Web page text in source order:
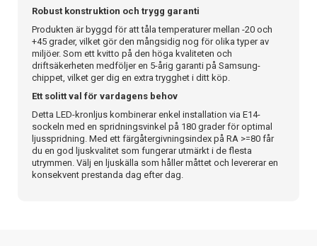
Robust konstruktion och trygg garanti
Produkten är byggd för att tåla temperaturer mellan -20 och
+45 grader, vilket gör den mångsidig nog för olika typer av
miljöer. Som ett kvitto på den höga kvaliteten och
driftsäkerheten medföljer en 5-årig garanti på Samsung-
chippet, vilket ger dig en extra trygghet i ditt köp.
Ett solitt val för vardagens behov
Detta LED-kronljus kombinerar enkel installation via E14-
sockeln med en spridningsvinkel på 180 grader för optimal
ljusspridning. Med ett färgåtergivningsindex på RA >=80 får
du en god ljuskvalitet som fungerar utmärkt i de flesta
utrymmen. Välj en ljuskälla som håller måttet och levererar en
konsekvent prestanda dag efter dag.